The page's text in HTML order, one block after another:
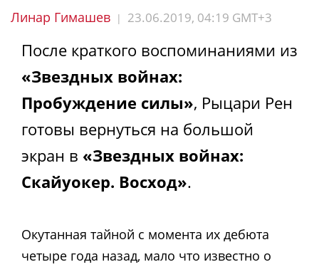
Линар Гимашев | 23.06.2019, 04:19 GMT+3
После краткого воспоминаниями из
«Звездных войнах:
Пробуждение силы», Рыцари Рен
готовы вернуться на большой
экран в «Звездных войнах:
Скайуокер. Восход».
Окутанная тайной с момента их дебюта
четыре года назад, мало что известно о